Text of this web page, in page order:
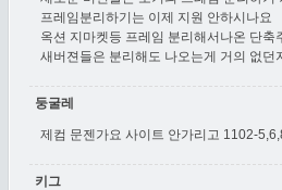
프레임분리하기는 이제 지원 안하시나요
옥션 지마켓등 프레임 분리해서나온 단
새버젼들은 분리해도 나오는게 거의 없던
둥굴레
제컴 문젠가요 사이트 안가리고 1102-
키그